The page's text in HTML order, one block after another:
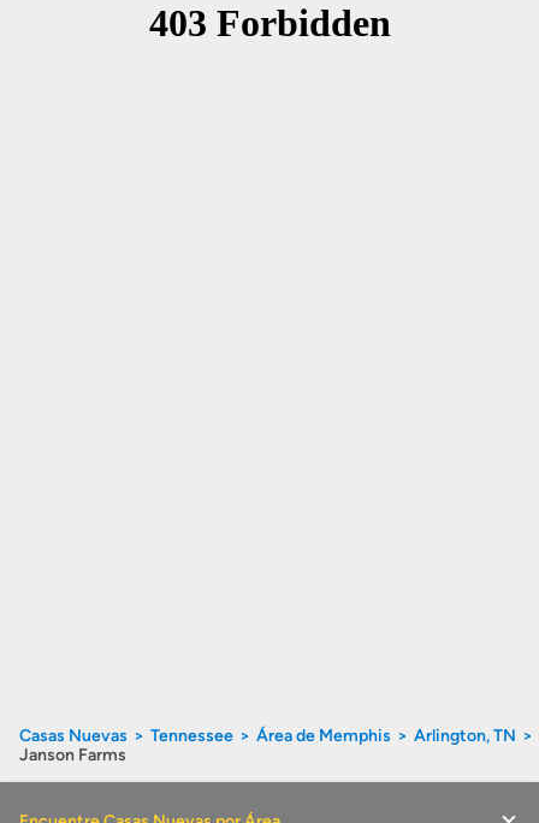
Casas Nuevas Tennessee Área de Memphis
Arlington, TN
Janson Farms